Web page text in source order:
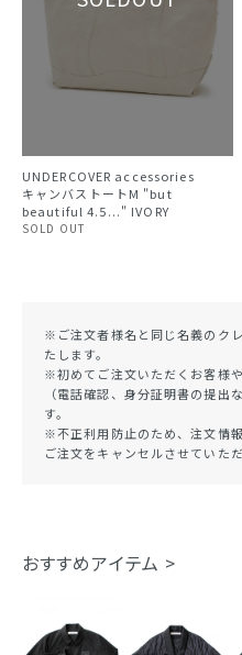
UNDERCOVER accessories
キャンバストートM "but
beautiful 4.5..." IVORY
SOLD OUT
※ご注文者様名と同じ名義のク
たします。
※初めてご注文いただくお客様
（電話確認、身分証明書の提出
す。
※不正利用防止のため、注文情
ご注文をキャンセルさせていた
おすすめアイテム >